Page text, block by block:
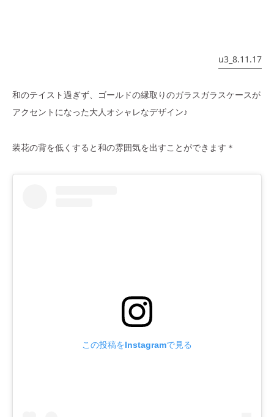
u3_8.11.17
和のテイスト過ぎず、ゴールドの縁取りのガラスガラスケースが
アクセントになった大人オシャレなデザイン♪
装花の背を低くすると和の雰囲気を出すことができます＊
この投稿をInstagramで見る